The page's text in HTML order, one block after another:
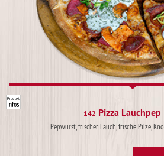
142 Pizza Lauchpep
Pepwurst, frischer Lauch, frische Pilze,